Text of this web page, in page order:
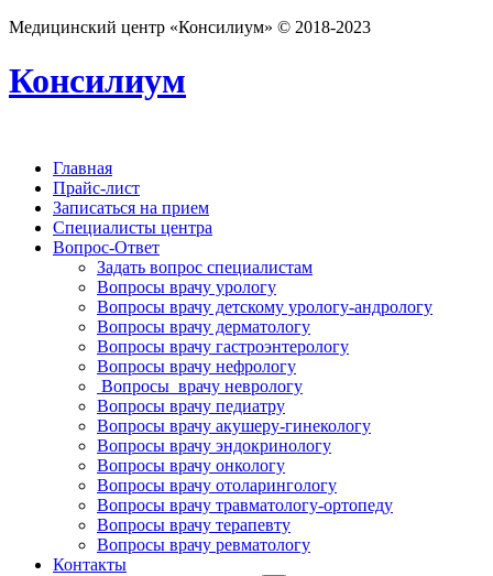
Медицинский центр «Консилиум» © 2018-2023
Консилиум
Главная
Прайс-лист
Записаться на прием
Специалисты центра
Вопрос-Ответ
Задать вопрос специалистам
Вопросы врачу урологу
Вопросы врачу детскому урологу-андрологу
Вопросы врачу дерматологу
Вопросы врачу гастроэнтерологу
Вопросы врачу нефрологу
Вопросы врачу неврологу
Вопросы врачу педиатру
Вопросы врачу акушеру-гинекологу
Вопросы врачу эндокринологу
Вопросы врачу онкологу
Вопросы врачу отоларингологу
Вопросы врачу травматологу-ортопеду
Вопросы врачу терапевту
Вопросы врачу ревматологу
Контакты